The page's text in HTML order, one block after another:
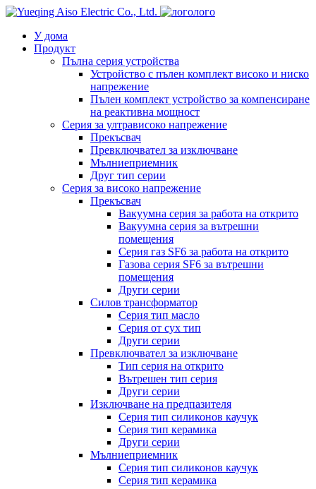
лого
У дома
Продукт
Пълна серия устройства
Устройство с пълен комплект високо и ниско
напрежение
Пълен комплект устройство за компенсиране
на реактивна мощност
Серия за ултрависоко напрежение
Прекъсвач
Превключвател за изключване
Мълниеприемник
Друг тип серии
Серия за високо напрежение
Прекъсвач
Вакуумна серия за работа на открито
Вакуумна серия за вътрешни
помещения
Серия газ SF6 за работа на открито
Газова серия SF6 за вътрешни
помещения
Други серии
Силов трансформатор
Серия тип масло
Серия от сух тип
Други серии
Превключвател за изключване
Тип серия на открито
Вътрешен тип серия
Други серии
Изключване на предпазителя
Серия тип силиконов каучук
Серия тип керамика
Други серии
Мълниеприемник
Серия тип силиконов каучук
Серия тип керамика